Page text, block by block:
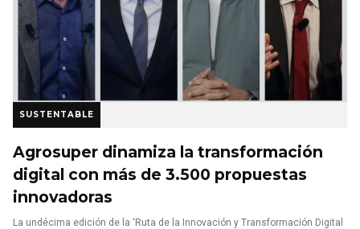
SUSTENTABLE
Agrosuper dinamiza la transformación
digital con más de 3.500 propuestas
innovadoras
La undécima edición de la ‘Ruta de la Innovación y Transformación Digital